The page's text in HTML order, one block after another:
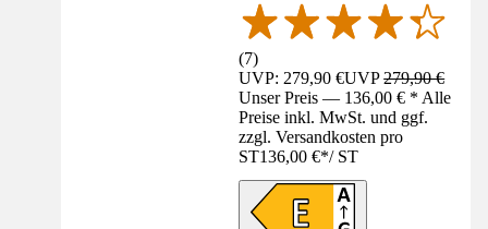
(7)
UVP: 279,90 €UVP279,90 €
Unser Preis — 136,00 € * Alle
Preise inkl. MwSt. und ggf.
zzgl. Versandkosten pro
ST136,00 €*/ ST